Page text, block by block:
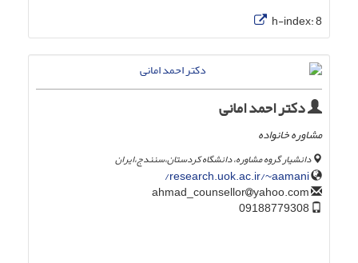
h-index:8
دکتر احمد امانی
مشاوره خانواده
دانشیار گروه مشاوره، دانشگاه کردستان،سنندج،ایران
research.uok.ac.ir/~aamani/
yahoo.com